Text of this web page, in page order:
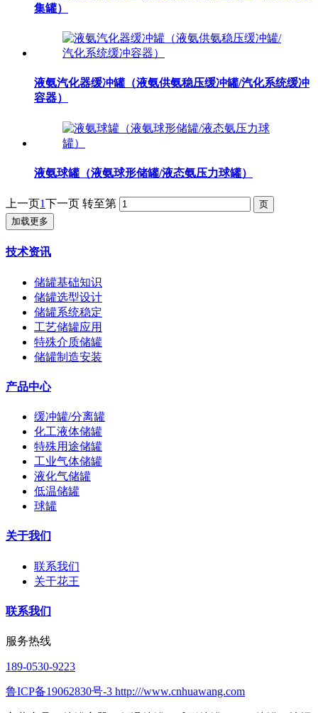
集罐）
液氨汽化器缓冲罐（液氨供氨稳压缓冲罐/汽化系统缓冲
容器）
液氨球罐（液氨球形储罐/液态氨压力球罐）
上一页1下一页 转至第
加载更多
技术资讯
储罐基础知识
储罐选型设计
储罐系统稳定
工艺储罐应用
特殊介质储罐
储罐制造安装
产品中心
缓冲罐/分离罐
化工液体储罐
特殊用途储罐
工业气体储罐
液化气储罐
低温储罐
球罐
关于我们
联系我们
关于花王
联系我们
服务热线
189-0530-9223
鲁ICP备19062830号-3 http:///www.cnhuawang.com